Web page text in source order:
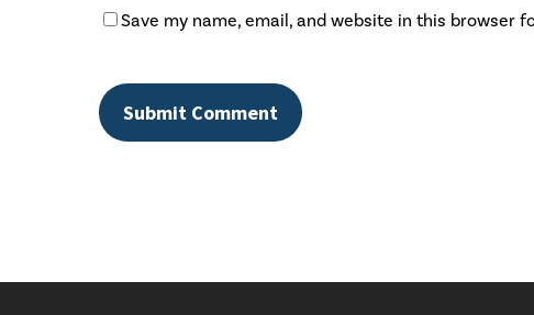
Save my name, email, and website in this browser